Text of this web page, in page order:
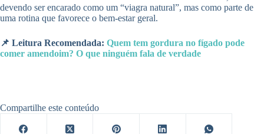
devendo ser encarado como um “viagra natural”, mas como parte de
uma rotina que favorece o bem-estar geral.
📌 Leitura Recomendada: Quem tem gordura no fígado pode
comer amendoim? O que ninguém fala de verdade
Compartilhe este conteúdo